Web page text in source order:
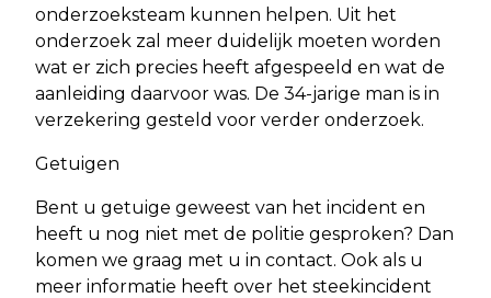
onderzoeksteam kunnen helpen. Uit het
onderzoek zal meer duidelijk moeten worden
wat er zich precies heeft afgespeeld en wat de
aanleiding daarvoor was. De 34-jarige man is in
verzekering gesteld voor verder onderzoek.
Getuigen
Bent u getuige geweest van het incident en
heeft u nog niet met de politie gesproken? Dan
komen we graag met u in contact. Ook als u
meer informatie heeft over het steekincident